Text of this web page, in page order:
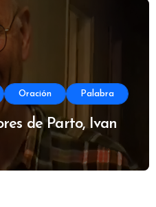
Oración Palabra
de Parto, Ivan